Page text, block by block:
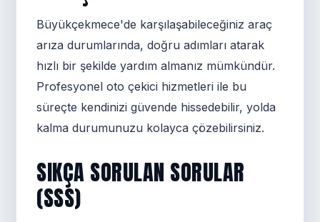
Büyükçekmece'de karşılaşabileceğiniz araç
arıza durumlarında, doğru adımları atarak
hızlı bir şekilde yardım almanız mümkündür.
Profesyonel oto çekici hizmetleri ile bu
süreçte kendinizi güvende hissedebilir, yolda
kalma durumunuzu kolayca çözebilirsiniz.
SIKÇA SORULAN SORULAR
(SSS)